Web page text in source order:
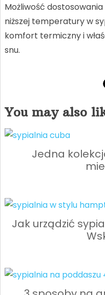
Możliwość
niższej temperatury w
komfort termiczny i
snu.
You may also
Jedna
Jak urządzić